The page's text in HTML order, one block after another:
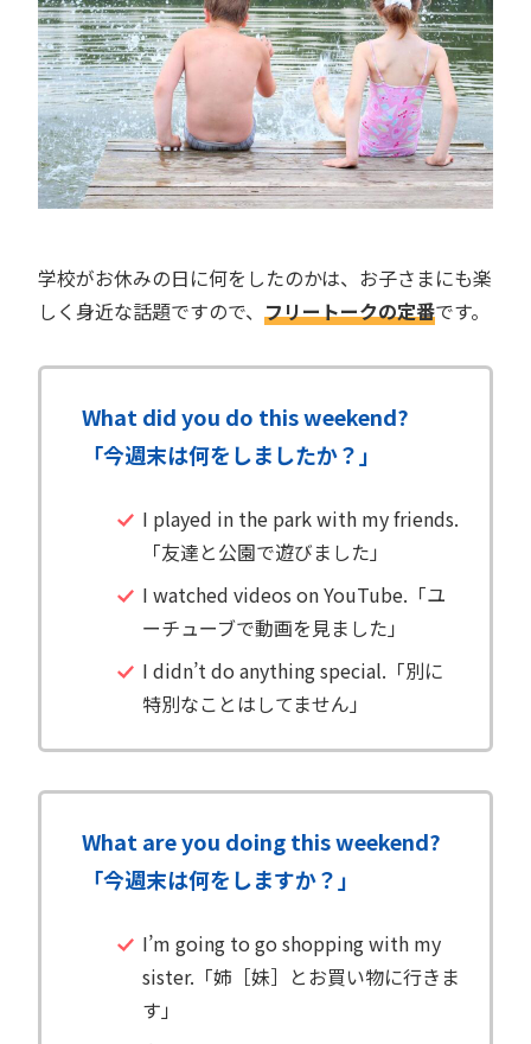
学校がお休みの日に何をしたのかは、お子さまにも楽
しく身近な話題ですので、 フリートークの定番です。
What did you do this weekend?
「今週末は何をしましたか？」
I played in the park with my friends.
「友達と公園で遊びました」
I watched videos on YouTube.「ユ
ーチューブで動画を見ました」
I didn’t do anything special.「別に
特別なことはしてません」
What are you doing this weekend?
「今週末は何をしますか？」
I’m going to go shopping with my
sister.「姉［妹］とお買い物に行きま
す」